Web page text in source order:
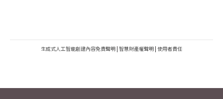
生成式人工智能創建內容免責聲明 | 智慧財產權聲明 | 使用者責任